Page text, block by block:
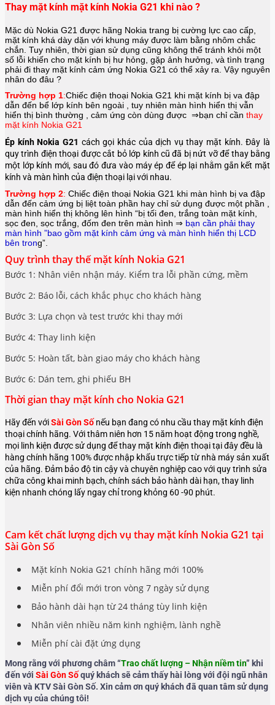
Thay mặt kính mặt kính Nokia G21 khi nào ?
Mặc dù Nokia G21 được hãng Nokia trang bị cường lực cao cấp,
mặt kính khá dày dặn với khung máy được làm bằng nhôm chắc
chắn. Tuy nhiên, thời gian sử dụng cũng không thể tránh khỏi một
số lỗi khiến cho mặt kính bị hư hỏng, gặp ảnh hưởng, và tình trạng
phải đi thay mặt kính cảm ứng Nokia G21 có thể xảy ra. Vậy nguyên
nhân do đâu ?
Trường hợp 1:Chiếc điện thoại Nokia G21 khi mặt kính bị va đập
dẫn đến bể lớp kính bên ngoài , tuy nhiên màn hình hiển thị vẫn
hiển thị bình thường , cảm ứng còn dùng được ⇒bạn chỉ cần thay
mặt kính Nokia G21
Ép kính Nokia G21 cách gọi khác của dịch vụ thay mặt kính. Đây là
quy trình điện thoại được cắt bỏ lớp kính cũ đã bị nứt vỡ để thay bằng
một lớp kính mới, sau đó đưa vào máy ép để ép lại nhằm gắn kết mặt
kính và màn hình của điện thoại lại với nhau.
Trường hợp 2: Chiếc điện thoại Nokia G21 khi màn hình bị va đập
dẫn đến cảm ứng bị liệt toàn phần hay chỉ sử dụng được một phần ,
màn hình hiển thị không lên hình “bị tối đen, trắng toàn mặt kính,
sọc đen, sọc trắng, đốm đen trên màn hình ⇒ bạn cần phải thay
màn hình ”bao gồm mặt kính cảm ứng và màn hình hiển thị LCD
bên trong”.
Quy trình thay thế mặt kính Nokia G21
Bước 1: Nhân viên nhận máy. Kiểm tra lỗi phần cứng, mềm
Bước 2: Báo lỗi, cách khắc phục cho khách hàng
Bước 3: Lựa chọn và test trước khi thay mới
Bước 4: Thay linh kiện
Bước 5: Hoàn tất, bàn giao máy cho khách hàng
Bước 6: Dán tem, ghi phiếu BH
Thời gian thay mặt kính cho Nokia G21
Hãy đến vớiSài Gòn Số nếu bạn đang có nhu cầu thay mặt kính điện
thoại chính hãng. Với thâm niên hơn 15 năm hoạt động trong nghề,
mọi linh kiện được sử dụng để thay mặt kính điện thoại tại đây đều là
hàng chính hãng 100% được nhập khẩu trực tiếp từ nhà máy sản xuất
của hãng. Đảm bảo độ tin cậy và chuyên nghiệp cao với quy trình sửa
chữa công khai minh bạch, chính sách bảo hành dài hạn, thay linh
kiện nhanh chóng lấy ngay chỉ trong khỏng 60 -90 phút.
Cam kết chất lượng dịch vụ thay mặt kính Nokia G21 tại
Sài Gòn Số
Mặt kính Nokia G21 chính hãng mới 100%
Miễn phí đổi mới tron vòng 7 ngày sử dụng
Bảo hành dài hạn từ 24 tháng tùy linh kiện
Nhân viên nhiều năm kinh nghiệm, lành nghề
Miễn phí cài đặt ứng dụng
Mong rằng với phương châm “Trao chất lượng – Nhận niềm tin” khi
đến với Sài Gòn Sốquý khách sẽ cảm thấy hài lòng với đội ngũ nhân
viên và KTV Sài Gòn Số. Xin cảm ơn quý khách đã quan tâm sử dụng
dịch vụ của chúng tôi!